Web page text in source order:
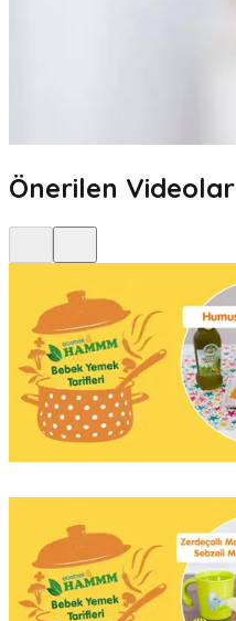
Önerilen Videolar